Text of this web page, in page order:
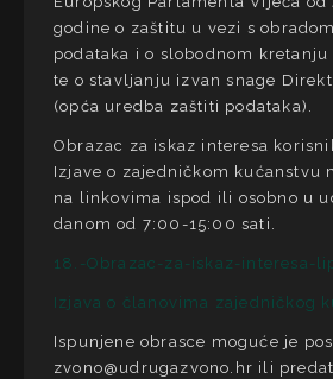
godine o zaštitu u vezi s
podataka i o slobodnom
te o stavljanju izvan snage
(opća uredba zaštiti podataka).
Obrazac za iskaz interesa
Izjave o zajedničkom kućanstvu
na linkovima ispod ili osobno u
danom od 7:00-15:00 sati.
18.-Obrazac-za-iskaz-interesa-
Izjava o članovima zajedničkog
Ispunjene obrasce moguće je
zvono@udrugazvono.hr ili